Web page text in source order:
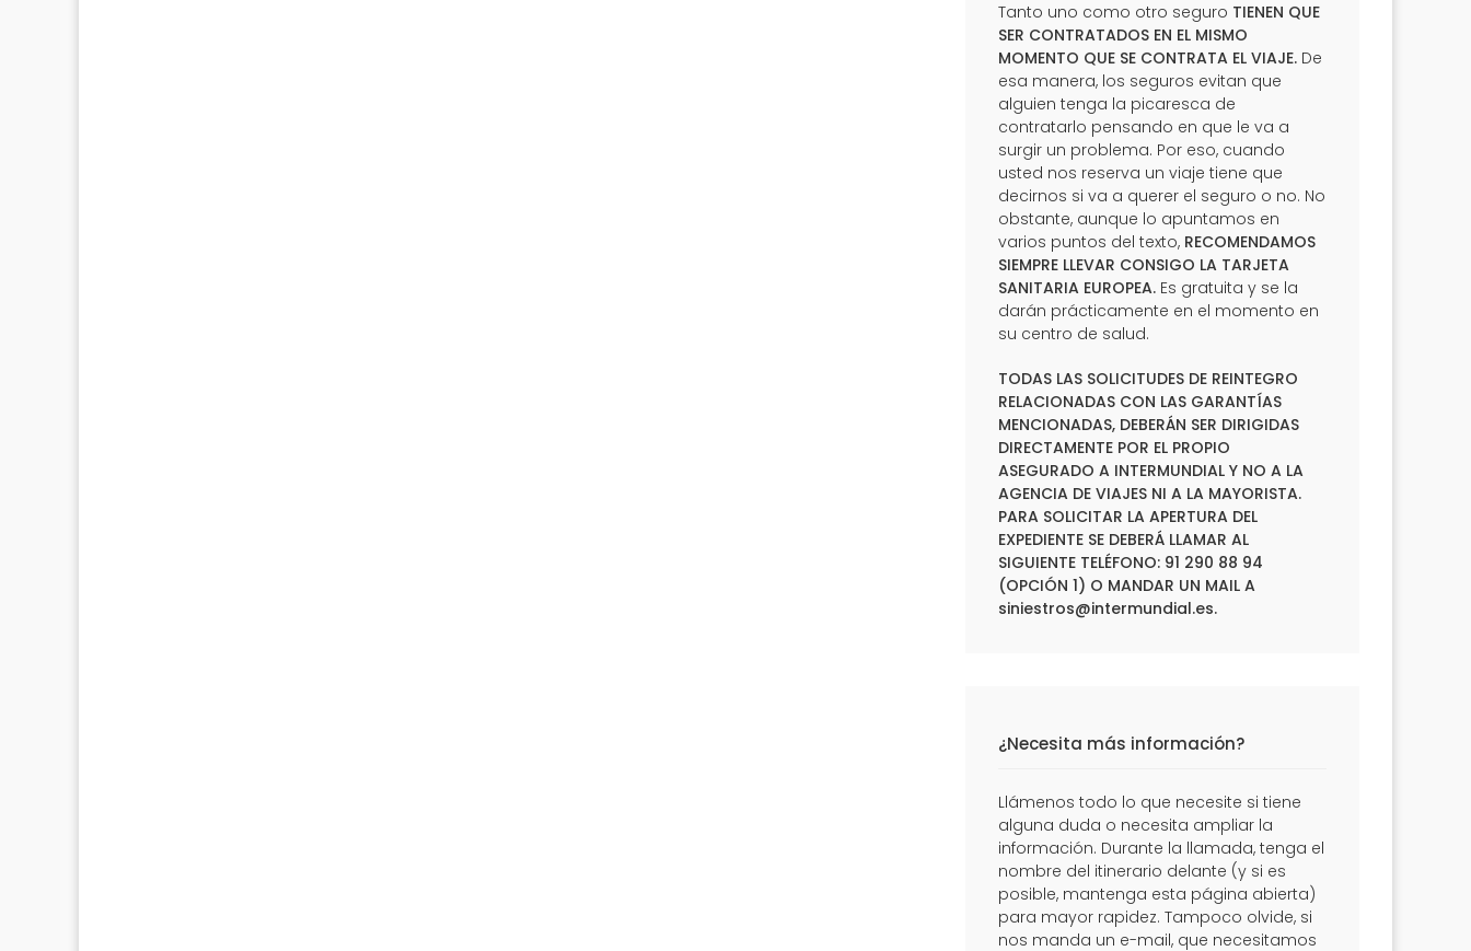
Tanto uno como otro seguro TIENEN QUE
SER CONTRATADOS EN EL MISMO
MOMENTO QUE SE CONTRATA EL VIAJE. De
esa manera, los seguros evitan que
alguien tenga la picaresca de
contratarlo pensando en que le va a
surgir un problema. Por eso, cuando
usted nos reserva un viaje tiene que
decirnos si va a querer el seguro o no. No
obstante, aunque lo apuntamos en
varios puntos del texto, RECOMENDAMOS
SIEMPRE LLEVAR CONSIGO LA TARJETA
SANITARIA EUROPEA. Es gratuita y se la
darán prácticamente en el momento en
su centro de salud.
TODAS LAS SOLICITUDES DE REINTEGRO
RELACIONADAS CON LAS GARANTÍAS
MENCIONADAS, DEBERÁN SER DIRIGIDAS
DIRECTAMENTE POR EL PROPIO
ASEGURADO A INTERMUNDIAL Y NO A LA
AGENCIA DE VIAJES NI A LA MAYORISTA.
PARA SOLICITAR LA APERTURA DEL
EXPEDIENTE SE DEBERÁ LLAMAR AL
SIGUIENTE TELÉFONO: 91 290 88 94
(OPCIÓN 1) O MANDAR UN MAIL A
siniestros@intermundial.es.
¿Necesita más información?
Llámenos todo lo que necesite si tiene
alguna duda o necesita ampliar la
información. Durante la llamada, tenga el
nombre del itinerario delante (y si es
posible, mantenga esta página abierta)
para mayor rapidez. Tampoco olvide, si
nos manda un e-mail, que necesitamos